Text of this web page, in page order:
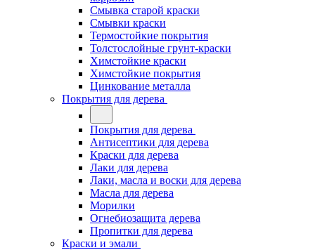
Смывка старой краски
Смывки краски
Термостойкие покрытия
Толстослойные грунт-краски
Химстойкие краски
Химстойкие покрытия
Цинкование металла
Покрытия для дерева
Покрытия для дерева
Антисептики для дерева
Краски для дерева
Лаки для дерева
Лаки, масла и воски для дерева
Масла для дерева
Морилки
Огнебиозащита дерева
Пропитки для дерева
Краски и эмали